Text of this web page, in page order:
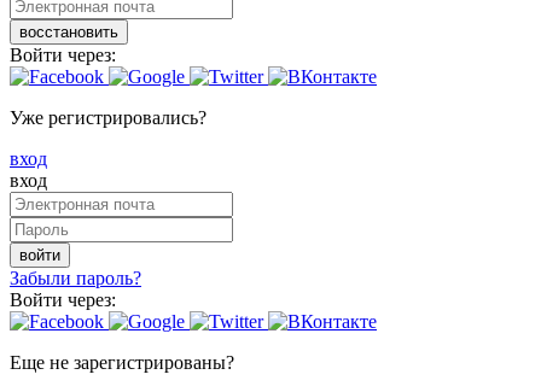
восстановить
Войти через:
Уже регистрировались?
вход
вход
войти
Забыли пароль?
Войти через:
Еще не зарегистрированы?